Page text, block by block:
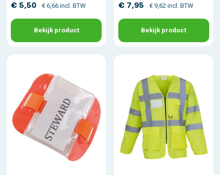
€ 5,50 € 6,66 incl. BTW
Bekijk product
€ 7,95 € 9,62 incl. BTW
Bekijk product